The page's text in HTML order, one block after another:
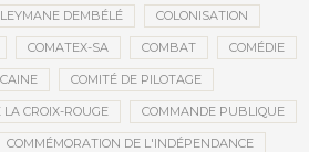
DEMBÉLÉ COLONISATION
COMATEX-SA COMBAT COMÉDIE
COMITÉ DE PILOTAGE
CROIX-ROUGE COMMANDE PUBLIQUE
COMMÉMORATION DE L'INDÉPENDANCE